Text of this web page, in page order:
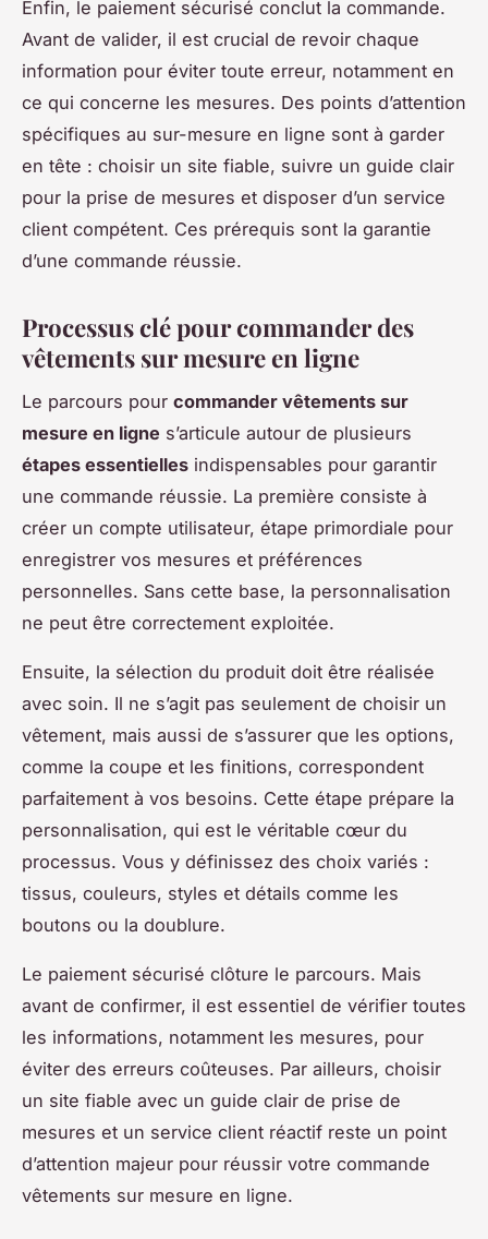
Enfin, le paiement sécurisé conclut la commande.
Avant de valider, il est crucial de revoir chaque
information pour éviter toute erreur, notamment en
ce qui concerne les mesures. Des points d’attention
spécifiques au sur-mesure en ligne sont à garder
en tête : choisir un site fiable, suivre un guide clair
pour la prise de mesures et disposer d’un service
client compétent. Ces prérequis sont la garantie
d’une commande réussie.
Processus clé pour commander des
vêtements sur mesure en ligne
Le parcours pour commander vêtements sur
mesure en ligne s’articule autour de plusieurs
étapes essentielles indispensables pour garantir
une commande réussie. La première consiste à
créer un compte utilisateur, étape primordiale pour
enregistrer vos mesures et préférences
personnelles. Sans cette base, la personnalisation
ne peut être correctement exploitée.
Ensuite, la sélection du produit doit être réalisée
avec soin. Il ne s’agit pas seulement de choisir un
vêtement, mais aussi de s’assurer que les options,
comme la coupe et les finitions, correspondent
parfaitement à vos besoins. Cette étape prépare la
personnalisation, qui est le véritable cœur du
processus. Vous y définissez des choix variés :
tissus, couleurs, styles et détails comme les
boutons ou la doublure.
Le paiement sécurisé clôture le parcours. Mais
avant de confirmer, il est essentiel de vérifier toutes
les informations, notamment les mesures, pour
éviter des erreurs coûteuses. Par ailleurs, choisir
un site fiable avec un guide clair de prise de
mesures et un service client réactif reste un point
d’attention majeur pour réussir votre commande
vêtements sur mesure en ligne.